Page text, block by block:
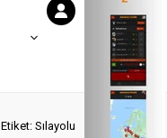
Etiket: Sılayolu